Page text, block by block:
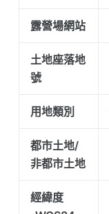
露營場網站
土地座落地
號
用地類別
都市土地/
非都市土地
經緯度